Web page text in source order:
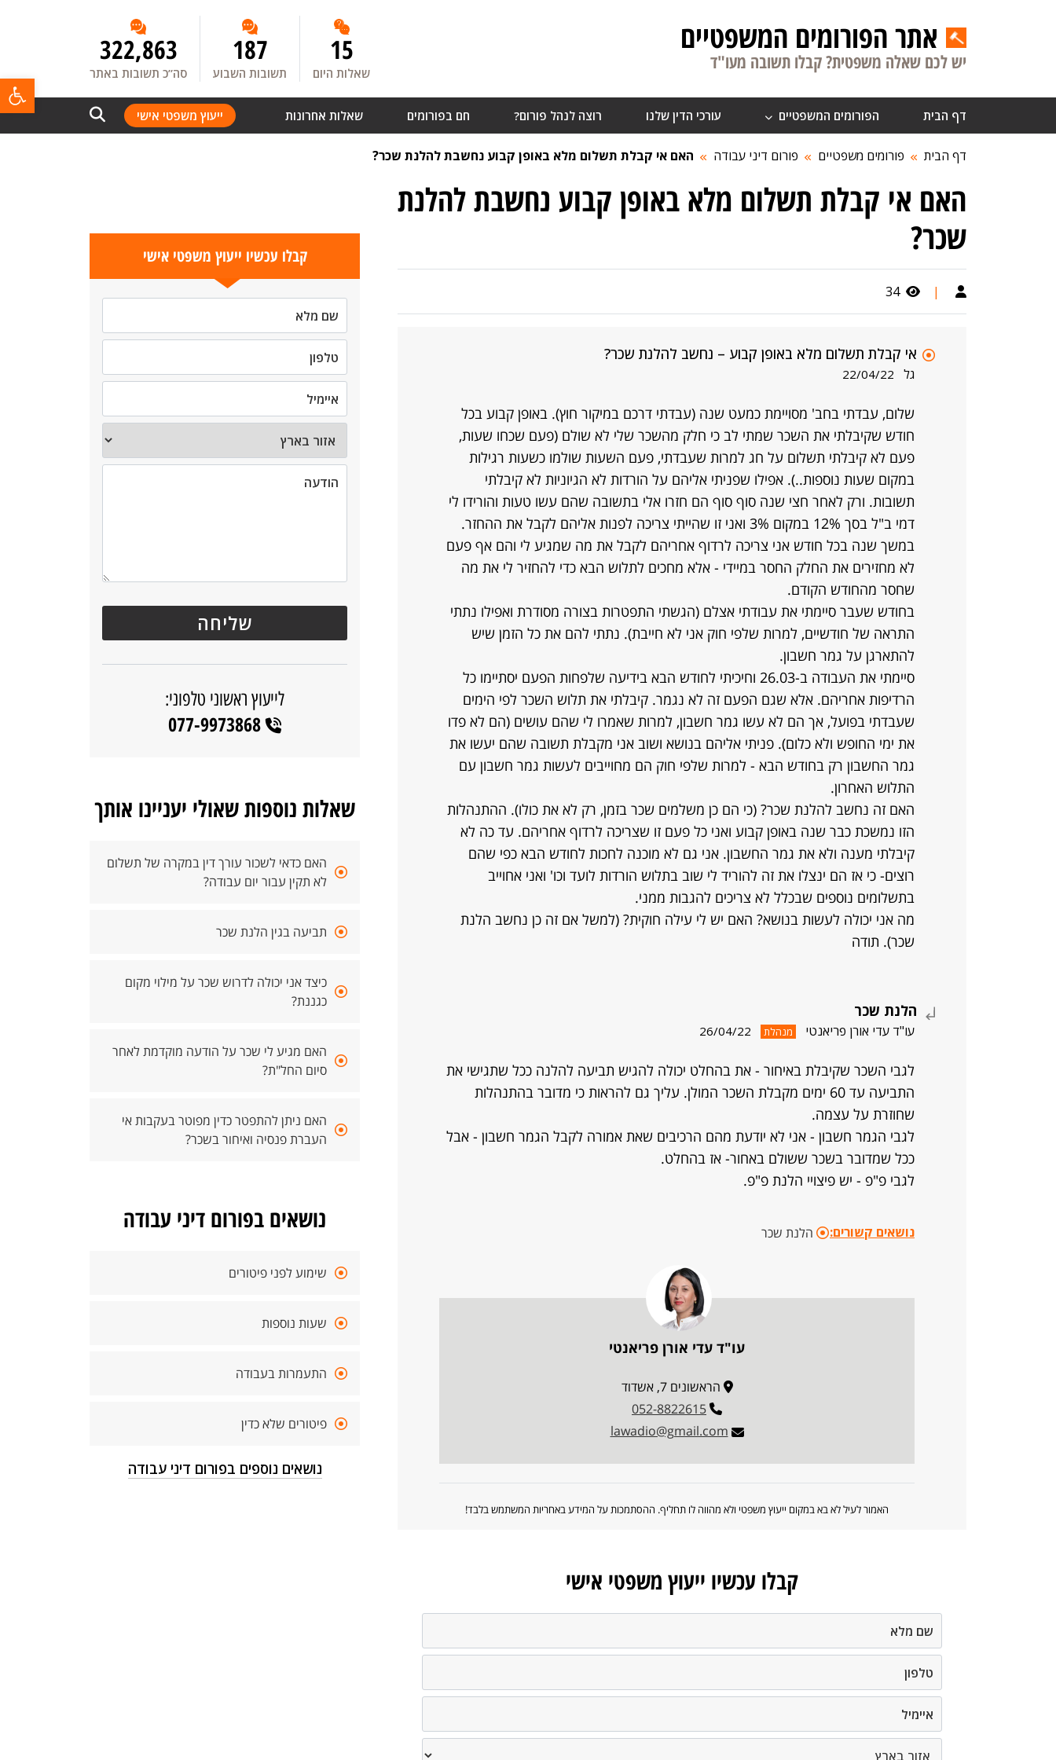
אתר הפורומים המשפטיים
יש לכם שאלה משפטית? קבלו תשובה מעו"ד 15
שאלות היום
187
תשובות השבוע
322,863
סה”כ תשובות באתר
דף הבית הפורומים המשפטיים עורכי הדין שלנו רוצה לנהל פורום? חם בפורומים שאלות אחרונות ייעוץ משפטי אישי
דף הבית פורומים משפטיים פורום דיני עבודה האם אי קבלת תשלום מלא באופן קבוע נחשבת להלנת שכר?
האם אי קבלת תשלום מלא באופן קבוע נחשבת להלנת
שכר?
|
34
אי קבלת תשלום מלא באופן קבוע – נחשב להלנת שכר?
גל 22/04/22
שלום, עבדתי בחב' מסויימת כמעט שנה (עבדתי דרכם במיקור חוץ). באופן קבוע בכל
חודש שקיבלתי את השכר שמתי לב כי חלק מהשכר שלי לא שולם (פעם שכחו שעות,
פעם לא קיבלתי תשלום על חג למרות שעבדתי, פעם השעות שולמו כשעות רגילות
במקום שעות נוספות..). אפילו שפניתי אליהם על הורדות לא הגיוניות לא קיבלתי
תשובות. ורק לאחר חצי שנה סוף סוף הם חזרו אלי בתשובה שהם עשו טעות והורידו לי
דמי ב"ל בסך 12% במקום 3% ואני זו שהייתי צריכה לפנות אליהם לקבל את ההחזר.
במשך שנה בכל חודש אני צריכה לרדוף אחריהם לקבל את מה שמגיע לי והם אף פעם
לא מחזירים את החלק החסר במיידי - אלא מחכים לתלוש הבא כדי להחזיר לי את מה
שחסר מהחודש הקודם.
בחודש שעבר סיימתי את עבודתי אצלם (הגשתי התפטרות בצורה מסודרת ואפילו נתתי
התראה של חודשיים, למרות שלפי חוק אני לא חייבת). נתתי להם את כל הזמן שיש
להתארגן על גמר חשבון.
סיימתי את העבודה ב-26.03 וחיכיתי לחודש הבא בידיעה שלפחות הפעם יסתיימו כל
הרדיפות אחריהם. אלא שגם הפעם זה לא נגמר. קיבלתי את תלוש השכר לפי הימים
שעבדתי בפועל, אך הם לא עשו גמר חשבון, למרות שאמרו לי שהם עושים (הם לא פדו
את ימי החופש ולא כלום). פניתי אליהם בנושא ושוב אני מקבלת תשובה שהם יעשו את
גמר החשבון רק בחודש הבא - למרות שלפי חוק הם מחוייבים לעשות גמר חשבון עם
התלוש האחרון.
האם זה נחשב להלנת שכר? (כי הם כן משלמים שכר בזמן, רק לא את כולו). ההתנהלות
הזו נמשכת כבר שנה באופן קבוע ואני כל פעם זו שצריכה לרדוף אחריהם. עד כה לא
קיבלתי מענה ולא את גמר החשבון. אני גם לא מוכנה לחכות לחודש הבא כפי שהם
רוצים- כי אז הם ינצלו את זה להוריד לי שוב בתלוש הורדות לועד וכו' ואני אחוייב
בתשלומים נוספים שבכלל לא צריכים להגבות ממני.
מה אני יכולה לעשות בנושא? האם יש לי עילה חוקית? (למשל אם זה כן נחשב הלנת
שכר). תודה
הלנת שכר
עו"ד עדי אורן פריאנטי מנהלת 26/04/22
לגבי השכר שקיבלת באיחור - את בהחלט יכולה להגיש תביעה להלנה ככל שתגישי את
התביעה עד 60 ימים מקבלת השכר המולן. עליך גם להראות כי מדובר בהתנהלות
שחוזרת על עצמה.
לגבי הגמר חשבון - אני לא יודעת מהם הרכיבים שאת אמורה לקבל הגמר חשבון - אבל
ככל שמדובר בשכר ששולם באחור- אז בהחלט.
לגבי פ"פ - יש פיצויי הלנת פ"פ.
נושאים קשורים: הלנת שכר
עו"ד עדי אורן פריאנטי
הראשונים 7, אשדוד
052-8822615
lawadio@gmail.com
האמור לעיל לא בא במקום ייעוץ משפטי ולא מהווה לו תחליף. ההסתמכות על המידע באחריות המשתמש בלבד!
קבלו עכשיו ייעוץ משפטי אישי
קבלו עכשיו ייעוץ משפטי אישי
לייעוץ ראשוני טלפוני:
077-9973868
שאלות נוספות שאולי יעניינו אותך
האם כדאי לשכור עורך דין במקרה של תשלום
לא תקין עבור יום עבודה?
תביעה בגין הלנת שכר
כיצד אני יכולה לדרוש שכר על מילוי מקום
כגננת?
האם מגיע לי שכר על הודעה מוקדמת לאחר
סיום החל"ת?
האם ניתן להתפטר כדין מפוטר בעקבות אי
העברת פנסיה ואיחור בשכר?
נושאים בפורום דיני עבודה
שימוע לפני פיטורים
שעות נוספות
התעמרות בעבודה
פיטורים שלא כדין
נושאים נוספים בפורום דיני עבודה